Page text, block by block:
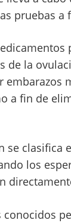
pruebas
de la
embarazos
a fin de
se clasifica
los